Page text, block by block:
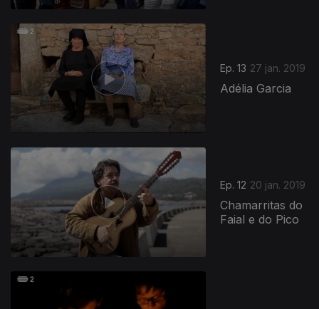
Ep. 13 27 jan. 2019
Adélia Garcia
Ep. 12 20 jan. 2019
Chamarritas do
Faial e do Pico